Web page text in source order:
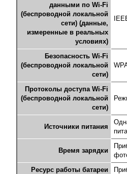
данными по Wi-Fi
(беспроводной локальной
сети) (данные,
измеренные в реальных
условиях)
Безопасность Wi-Fi
(беспроводной локальной
сети)
Протоколы доступа Wi-Fi
(беспроводной локальной
сети)
Источники питания
Время зарядки
Ресурс работы батареи